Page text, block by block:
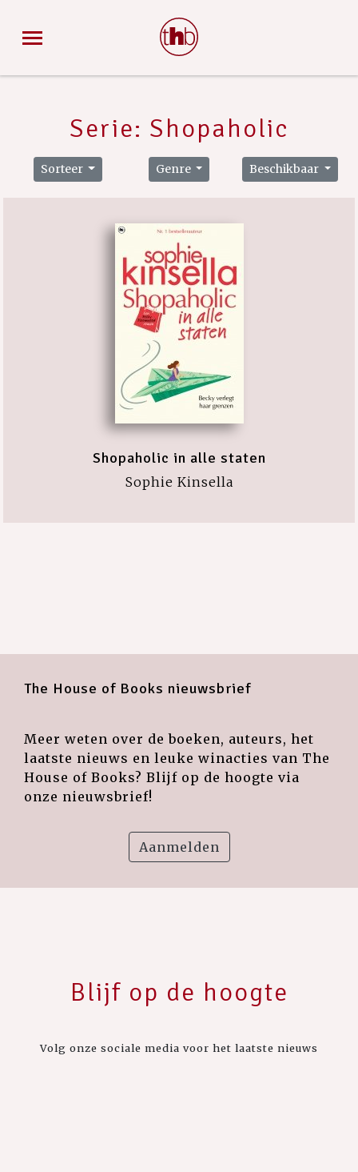
Serie: Shopaholic
Sorteer Genre Beschikbaar
Shopaholic in alle staten
Sophie Kinsella
The House of Books nieuwsbrief
Meer weten over de boeken, auteurs, het
laatste nieuws en leuke winacties van The
House of Books? Blijf op de hoogte via
onze nieuwsbrief!
Aanmelden
Blijf op de hoogte
Volg onze sociale media voor het laatste nieuws